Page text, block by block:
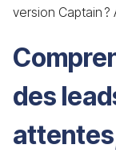
version Captain
des